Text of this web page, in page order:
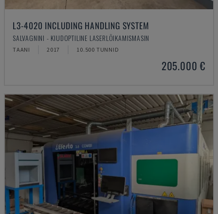
L3-4020 INCLUDING HANDLING SYSTEM
SALVAGNINI - KIUDOPTILINE LASERLÕIKAMISMASIN
TAANI 2017 10.500 TUNNID
205.000 €